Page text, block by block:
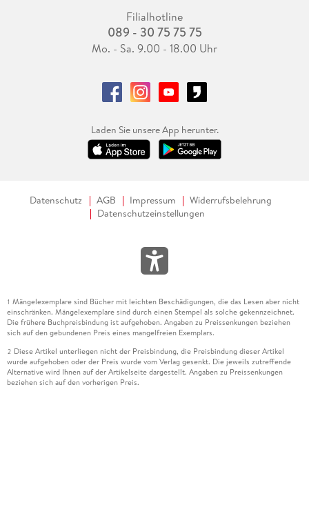
Filialhotline
089 - 30 75 75 75
Mo. - Sa. 9.00 - 18.00 Uhr
Laden Sie unsere App herunter.
Datenschutz AGB Impressum
Widerrufsbelehrung
Datenschutzeinstellungen
1 Mängelexemplare sind Bücher mit leichten Beschädigungen, die das Lesen aber nicht
einschränken. Mängelexemplare sind durch einen Stempel als solche gekennzeichnet.
Die frühere Buchpreisbindung ist aufgehoben. Angaben zu Preissenkungen beziehen
sich auf den gebundenen Preis eines mangelfreien Exemplars.
2 Diese Artikel unterliegen nicht der Preisbindung, die Preisbindung dieser Artikel
wurde aufgehoben oder der Preis wurde vom Verlag gesenkt. Die jeweils zutreffende
Alternative wird Ihnen auf der Artikelseite dargestellt. Angaben zu Preissenkungen
beziehen sich auf den vorherigen Preis.